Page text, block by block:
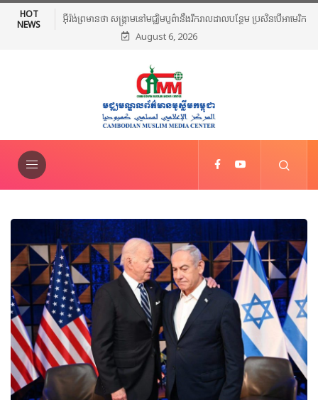
HOT
NEWS
អង្គការពិភពលោកអ៊ីស្លាម សម្រាប់ការអប់រំ វិទ្យាសាស្ត្រ និងវប្បធម៌ហៅ
កាត់ថា(ICESCO)សហការជាមួយអង្គការមូលនិធិអាស៊ាន រៀបចំសន្និសីទពង្រឹង
August 6, 2026